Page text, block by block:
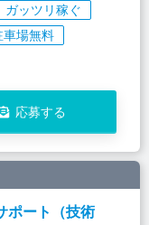
ガッツリ稼ぐ
車場無料
応募する
ポート（技術